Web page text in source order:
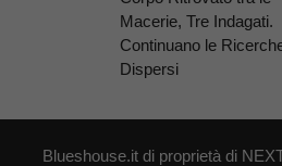
Macerie, Tre Indagati.
Continuano le
Dispersi
Blueshouse.it di proprietà di